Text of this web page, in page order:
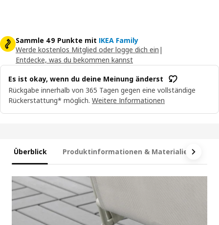
Sammle 49 Punkte mit IKEA Family
Werde kostenlos Mitglied oder logge dich ein |
Entdecke, was du bekommen kannst
Es ist okay, wenn du deine Meinung änderst
Rückgabe innerhalb von 365 Tagen gegen eine vollständige
Rückerstattung* möglich. Weitere Informationen
Überblick Produktinformationen & Materialien